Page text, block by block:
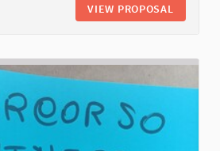
VIEW PROPOSAL